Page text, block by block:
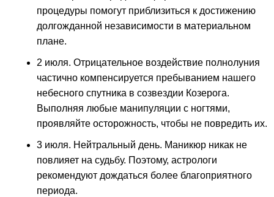
процедуры помогут приблизиться к достижению
долгожданной независимости в материальном
плане.
2 июля. Отрицательное воздействие полнолуния
частично компенсируется пребыванием нашего
небесного спутника в созвездии Козерога.
Выполняя любые манипуляции с ногтями,
проявляйте осторожность, чтобы не повредить их.
3 июля. Нейтральный день. Маникюр никак не
повлияет на судьбу. Поэтому, астрологи
рекомендуют дождаться более благоприятного
периода.